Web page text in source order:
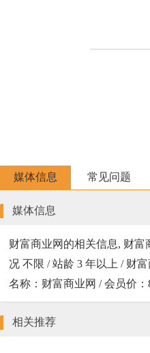
媒体信息 常见问题
媒体信息
财富商业网的相关信息, 财
况 不限 / 站龄 3 年以上 / 财
名称：财富商业网 / 会员价
相关推荐